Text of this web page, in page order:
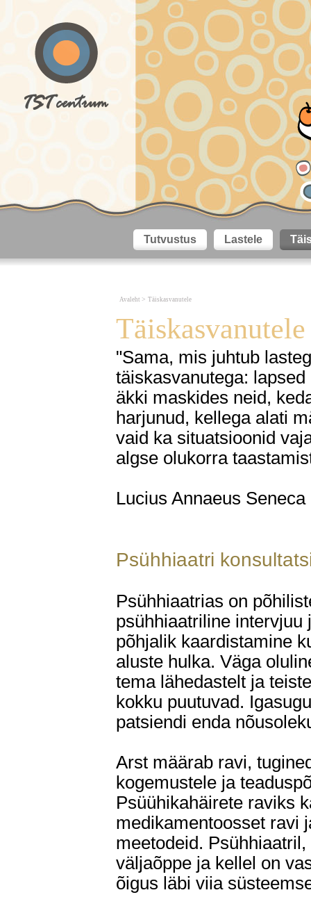
Tutvustus Lastele
Avaleht > Täiskasvanutele
Täiskasvanutele
"Sama, mis juhtub
täiskasvanutega:
äkki maskides neid,
harjunud, kellega alati
vaid ka situatsioonid
algse olukorra
Lucius Annaeus Seneca
Psühhiaatri
Psühhiaatrias on
psühhiaatriline intervjuu
põhjalik kaardistamine
aluste hulka. Väga
tema lähedastelt ja
kokku puutuvad.
patsiendi enda
Arst määrab ravi,
kogemustele ja
Psüühikahäirete raviks
medikamentoosset ravi
meetodeid.
väljaõppe ja kellel on
õigus läbi viia